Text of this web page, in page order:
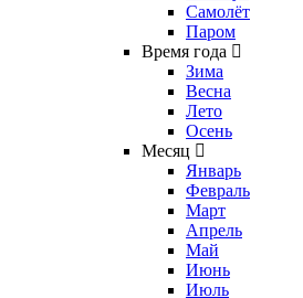
Самолёт
Паром
Время года
Зима
Весна
Лето
Осень
Месяц
Январь
Февраль
Март
Апрель
Май
Июнь
Июль